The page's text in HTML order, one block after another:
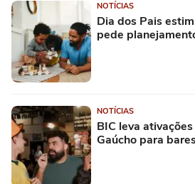
NOTÍCIAS
Dia dos Pais
pede
NOTÍCIAS
BIC leva
Gaúcho para